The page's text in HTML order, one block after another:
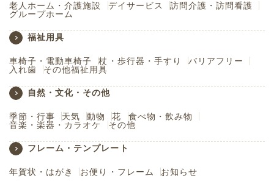
老人ホーム・介護施設 デイサービス
訪問介護・訪問看護
グループホーム
福祉用具
車椅子・電動車椅子 杖・歩行器・手すり
バリアフリー
入れ歯
その他福祉用具
自然・文化・その他
季節・行事 天気 動物 花
食べ物・飲み物
音楽・楽器・カラオケ
その他
フレーム・テンプレート
年賀状・はがき お便り・フレーム お知らせ